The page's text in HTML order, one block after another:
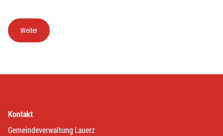
Kontakt
Gemeindeverwaltung Lauerz